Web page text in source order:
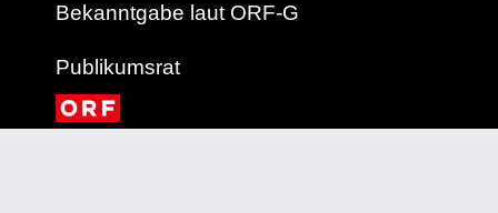
Bekanntgabe laut ORF-G
Publikumsrat